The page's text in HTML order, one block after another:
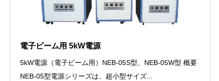
電子ビーム用 5kW電源
5kW電源（電子ビーム用）NEB-05S型、NEB-05W型 概要
NEB-05型電源シリーズは、超小型サイズ...